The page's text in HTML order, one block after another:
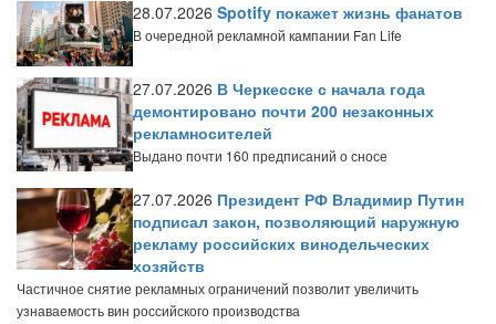
28.07.2026 Spotify покажет жизнь фанатов
В очередной рекламной кампании Fan Life
27.07.2026 В Черкесске с начала года
демонтировано почти 200 незаконных
рекламносителей
Выдано почти 160 предписаний о сносе
27.07.2026 Президент РФ Владимир Путин
подписал закон, позволяющий наружную
рекламу российских винодельческих
хозяйств
Частичное снятие рекламных ограничений позволит увеличить
узнаваемость вин российского производства